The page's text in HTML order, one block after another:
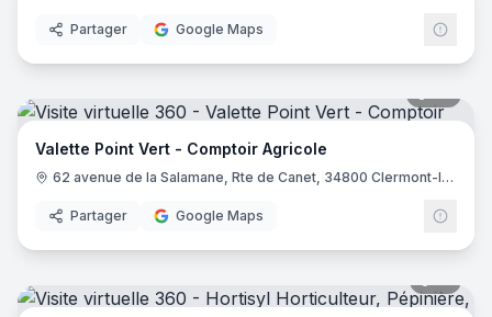
Partager Google Maps
Valette Point Vert - Comptoir Agricole
62 avenue de la Salamane, Rte de Canet, 34800 Clermont-l'Hérault
Partager Google Maps